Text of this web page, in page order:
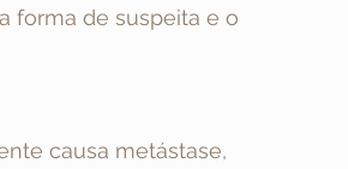
forma de suspeita e o
causa metástase,